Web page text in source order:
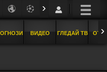
›
ВИДЕО ГЛЕДАЙ ТВ ›